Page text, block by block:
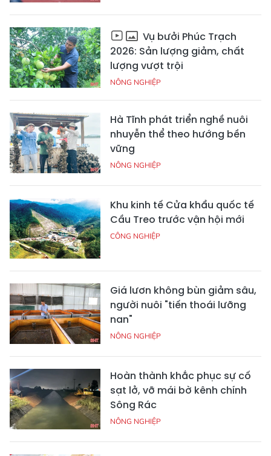
Vụ bưởi Phúc Trạch
2026: Sản lượng giảm, chất
lượng vượt trội
NÔNG NGHIỆP
Hà Tĩnh phát triển nghề nuôi
nhuyễn thể theo hướng bền
vững
NÔNG NGHIỆP
Khu kinh tế Cửa khẩu quốc tế
Cầu Treo trước vận hội mới
CÔNG NGHIỆP
Giá lươn không bùn giảm sâu,
người nuôi "tiến thoái lưỡng
nan"
NÔNG NGHIỆP
Hoàn thành khắc phục sự cố
sạt lở, vỡ mái bờ kênh chính
Sông Rác
NÔNG NGHIỆP